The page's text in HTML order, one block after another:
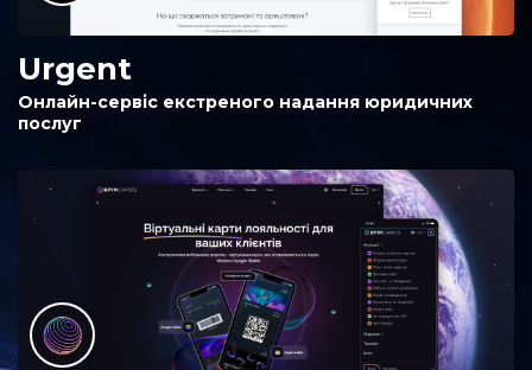
Urgent
Онлайн-сервіс екстреного надання юридичних
послуг